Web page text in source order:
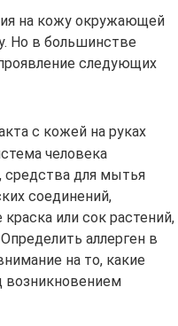
на кожу окружающей
Но в большинстве
следующих
с кожей на руках
человека
средства для мытья
соединений,
или сок растений,
аллерген в
на то, какие
возникновением